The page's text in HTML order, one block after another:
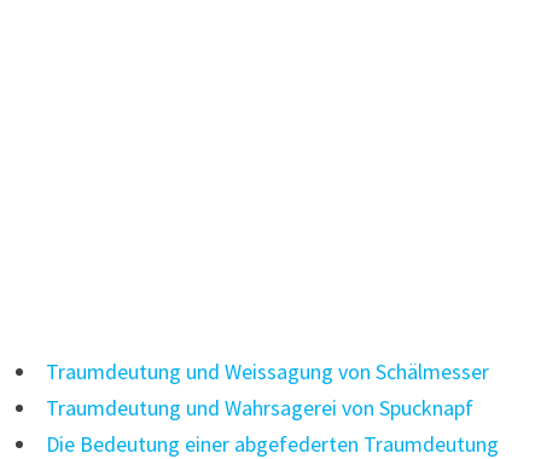
Traumdeutung und Weissagung von Schälmesser
Traumdeutung und Wahrsagerei von Spucknapf
Die Bedeutung einer abgefederten Traumdeutung